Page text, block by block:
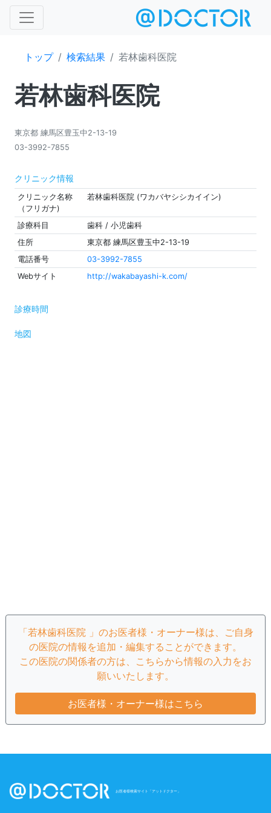
トップ 検索結果 若林歯科医院
若林歯科医院
東京都 練馬区豊玉中2-13-19
03-3992-7855
クリニック情報
クリニック名称
（フリガナ)
若林歯科医院 (ワカバヤシシカイイン)
診療科目
歯科 / 小児歯科
住所
東京都 練馬区豊玉中2-13-19
電話番号
03-3992-7855
Webサイト
http://wakabayashi-k.com/
診療時間
地図
「若林歯科医院 」のお医者様・オーナー様は、ご自身
の医院の情報を追加・編集することができます。
この医院の関係者の方は、こちらから情報の入力をお
願いいたします。
お医者様・オーナー様はこちら
お医者様検索サイト「アットドクター」